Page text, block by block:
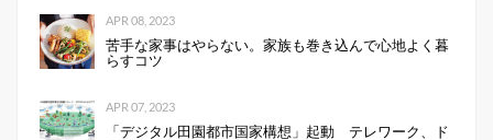
APR 08, 2023
苦手な家事はやらない。家族も巻き込んで心地よく暮
らすコツ
APR 07, 2023
「デジタル田園都市国家構想」起動 テレワーク、ド